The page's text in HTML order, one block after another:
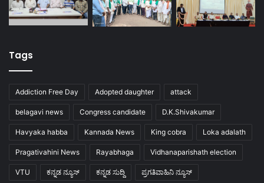
Tags
Addiction Free Day Adopted daughter attack
belagavi news Congress candidate D.K.Shivakumar
Havyaka habba Kannada News King cobra Loka adalath
Pragativahini News Rayabhaga Vidhanaparishath election
VTU ಕನ್ನಡ ನ್ಯೂಸ್ ಕನ್ನಡ ಸುದ್ದಿ ಪ್ರಗತಿವಾಹಿನಿ ನ್ಯೂಸ್